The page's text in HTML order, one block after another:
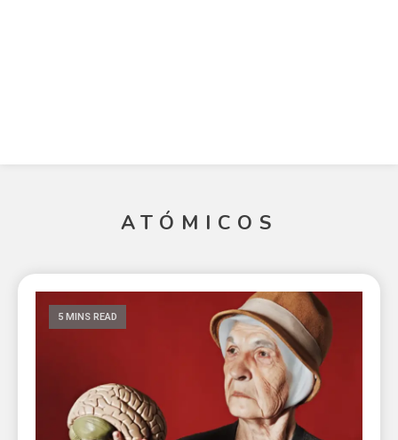
ATÓMICOS
5 MINS READ